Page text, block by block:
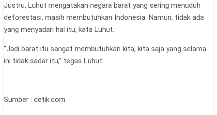
Justru, Luhut mengatakan negara barat yang sering menuduh
deforestasi, masih membutuhkan Indonesia. Namun, tidak ada
yang menyadari hal itu, kata Luhut.
“Jadi barat itu sangat membutuhkan kita, kita saja yang selama
ini tidak sadar itu,” tegas Luhut.
Sumber : detik.com